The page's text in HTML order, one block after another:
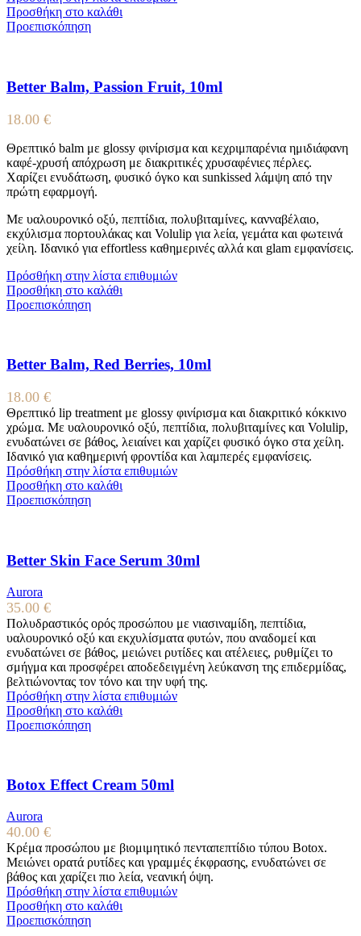
Προσθήκη στο καλάθι
Προεπισκόπηση
Better Balm, Passion Fruit, 10ml
18.00 €
Θρεπτικό balm με glossy φινίρισμα και κεχριμπαρένια ημιδιάφανη
καφέ-χρυσή απόχρωση με διακριτικές χρυσαφένιες πέρλες.
Χαρίζει ενυδάτωση, φυσικό όγκο και sunkissed λάμψη από την
πρώτη εφαρμογή.
Με υαλουρονικό οξύ, πεπτίδια, πολυβιταμίνες, κανναβέλαιο,
εκχύλισμα πορτουλάκας και Volulip για λεία, γεμάτα και φωτεινά
χείλη. Ιδανικό για effortless καθημερινές αλλά και glam εμφανίσεις.
Πρόσθήκη στην λίστα επιθυμιών
Προσθήκη στο καλάθι
Προεπισκόπηση
Better Balm, Red Berries, 10ml
18.00 €
Θρεπτικό lip treatment με glossy φινίρισμα και διακριτικό κόκκινο
χρώμα. Με υαλουρονικό οξύ, πεπτίδια, πολυβιταμίνες και Volulip,
ενυδατώνει σε βάθος, λειαίνει και χαρίζει φυσικό όγκο στα χείλη.
Ιδανικό για καθημερινή φροντίδα και λαμπερές εμφανίσεις.
Πρόσθήκη στην λίστα επιθυμιών
Προσθήκη στο καλάθι
Προεπισκόπηση
Better Skin Face Serum 30ml
Aurora
35.00 €
Πολυδραστικός ορός προσώπου με νιασιναμίδη, πεπτίδια,
υαλουρονικό οξύ και εκχυλίσματα φυτών, που αναδομεί και
ενυδατώνει σε βάθος, μειώνει ρυτίδες και ατέλειες, ρυθμίζει το
σμήγμα και προσφέρει αποδεδειγμένη λεύκανση της επιδερμίδας,
βελτιώνοντας τον τόνο και την υφή της.
Πρόσθήκη στην λίστα επιθυμιών
Προσθήκη στο καλάθι
Προεπισκόπηση
Botox Effect Cream 50ml
Aurora
40.00 €
Κρέμα προσώπου με βιομιμητικό πενταπεπτίδιο τύπου Botox.
Μειώνει ορατά ρυτίδες και γραμμές έκφρασης, ενυδατώνει σε
βάθος και χαρίζει πιο λεία, νεανική όψη.
Πρόσθήκη στην λίστα επιθυμιών
Προσθήκη στο καλάθι
Προεπισκόπηση